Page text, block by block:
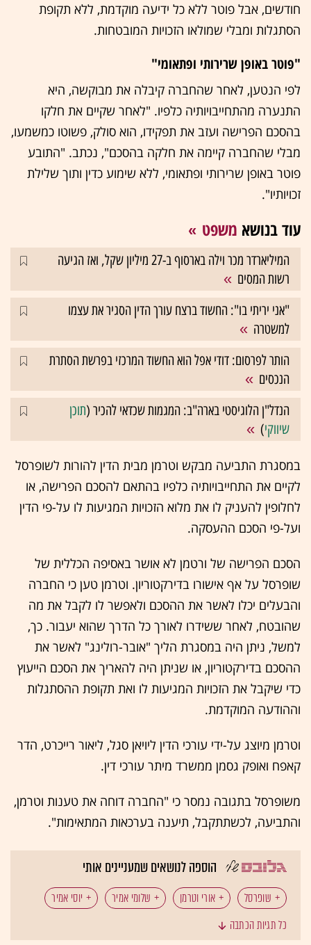
חודשים, אבל פוטר ללא כל ידיעה מוקדמת, ללא תקופת
הסתגלות ומבלי שמולאו הזכויות המובטחות.
"פוטר באופן שרירותי ופתאומי"
לפי הנטען, לאחר שהחברה קיבלה את מבוקשה, היא
התנערה מהתחייבויותיה כלפיו. "לאחר שקיים את חלקו
בהסכם הפרישה ועזב את תפקידו, הוא סולק, פשוטו כמשמעו,
מבלי שהחברה קיימה את חלקה בהסכם", נכתב. "התובע
פוטר באופן שרירותי ופתאומי, ללא שימוע כדין ותוך שלילת
זכויותיו".
עוד בנושא משפט
המיליארדר מכר וילה בארסוף ב-27 מיליון שקל, ואז הגיעה
רשות המסים
"אני יריתי בו": החשוד ברצח עורך הדין הסגיר את עצמו
למשטרה
הותר לפרסום: דודי אפל הוא החשוד המרכזי בפרשת הסתרת
הנכסים
הנדל"ן הלוגיסטי בארה"ב: המגמות שכדאי להכיר (תוכן
שיווקי)
במסגרת התביעה מבקש וטרמן מבית הדין להורות לשופרסל
לקיים את התחייבויותיה כלפיו בהתאם להסכם הפרישה, או
לחלופין להעניק לו את מלוא הזכויות המגיעות לו על-פי הדין
ועל-פי הסכם ההעסקה.
הסכם הפרישה של ורטמן לא אושר באסיפה הכללית של
שופרסל על אף אישורו בדירקטוריון. וטרמן טען כי החברה
והבעלים יכלו לאשר את ההסכם ולאפשר לו לקבל את מה
שהובטח, לאחר ששידרו לאורך כל הדרך שהוא יעבור. כך,
למשל, ניתן היה במסגרת הליך "אובר-רולינג" לאשר את
ההסכם בדירקטוריון, או שניתן היה להאריך את הסכם הייעוץ
כדי שיקבל את הזכויות המגיעות לו ואת תקופת ההסתגלות
וההודעה המוקדמת.
וטרמן מיוצג על-ידי עורכי הדין ליויאן סגל, ליאור רייכרט, הדר
קאפח ואופק גסמן ממשרד מיתר עורכי דין.
משופרסל בתגובה נמסר כי "החברה דוחה את טענות וטרמן,
והתביעה, לכשתתקבל, תיענה בערכאות המתאימות".
הוספה לנושאים שמעניינים אותי
שופרסל אורי וטרמן שלומי אמיר יוסי אמיר
כל תגיות הכתבה